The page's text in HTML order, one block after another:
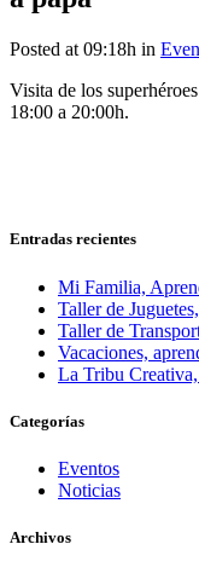
Posted at 09:18h in
Visita de los
18:00 a 20:00h.
Entradas recientes
Mi Familia,
Taller de
Taller de
Vacaciones,
La Tribu
Categorías
Eventos
Noticias
Archivos